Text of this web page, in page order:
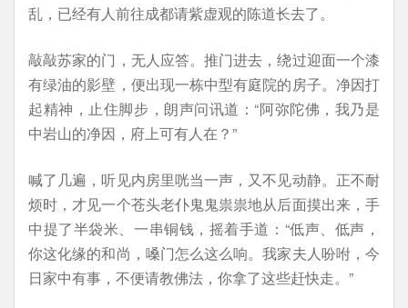
乱，已经有人前往成都请紫虚观的陈道长去了。
敲敲苏家的门，无人应答。推门进去，绕过迎面一个漆
有绿油的影壁，便出现一栋中型有庭院的房子。净因打
起精神，止住脚步，朗声问讯道：“阿弥陀佛，我乃是
中岩山的净因，府上可有人在？”
喊了几遍，听见内房里咣当一声，又不见动静。正不耐
烦时，才见一个苍头老仆鬼鬼祟祟地从后面摸出来，手
中提了半袋米、一串铜钱，摇着手道：“低声、低声，
你这化缘的和尚，嗓门怎么这么响。我家夫人吩咐，今
日家中有事，不便请教佛法，你拿了这些赶快走。”